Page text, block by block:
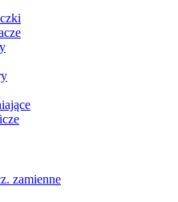
zamienne